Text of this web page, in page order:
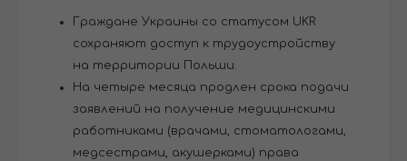
Граждане Украины со статусом UKR
сохраняют доступ к трудоустройству
на территории Польши.
На четыре месяца продлен срока подачи
заявлений на получение медицинскими
работниками (врачами, стоматологами,
медсестрами, акушерками) права